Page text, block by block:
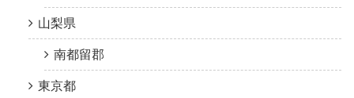
山梨県
南都留郡
東京都